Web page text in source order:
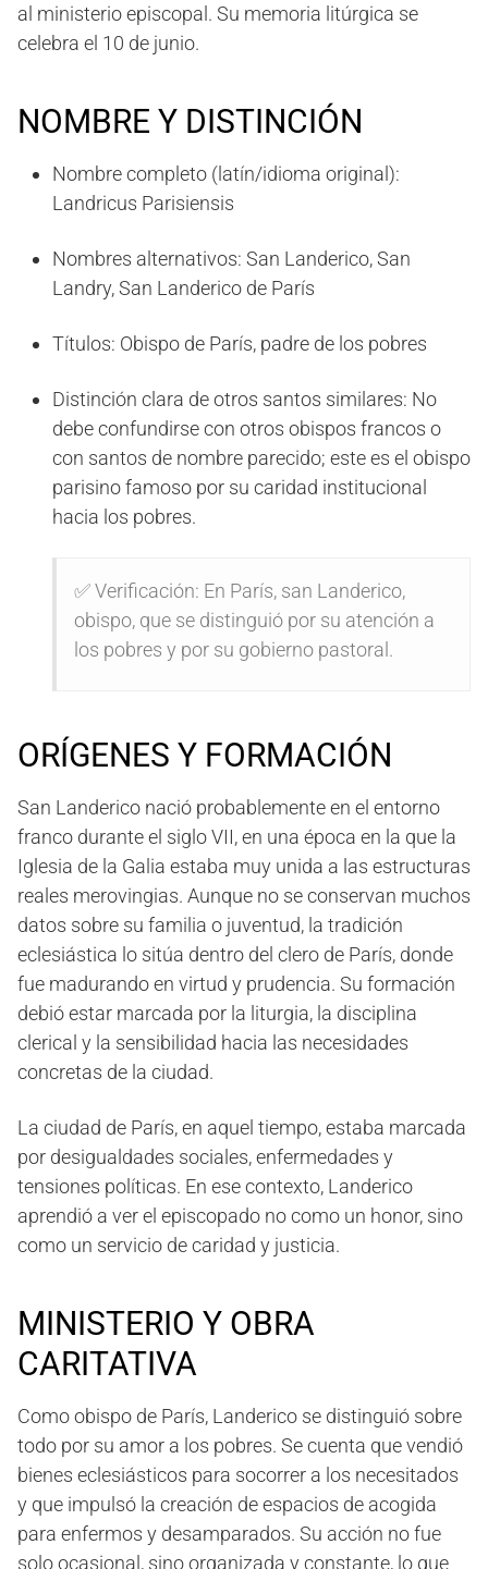
al ministerio episcopal. Su memoria litúrgica se
celebra el 10 de junio.
NOMBRE Y DISTINCIÓN
Nombre completo (latín/idioma original):
Landricus Parisiensis
Nombres alternativos: San Landerico, San
Landry, San Landerico de París
Títulos: Obispo de París, padre de los pobres
Distinción clara de otros santos similares: No
debe confundirse con otros obispos francos o
con santos de nombre parecido; este es el obispo
parisino famoso por su caridad institucional
hacia los pobres.
✅ Verificación: En París, san Landerico,
obispo, que se distinguió por su atención a
los pobres y por su gobierno pastoral.
ORÍGENES Y FORMACIÓN
San Landerico nació probablemente en el entorno
franco durante el siglo VII, en una época en la que la
Iglesia de la Galia estaba muy unida a las estructuras
reales merovingias. Aunque no se conservan muchos
datos sobre su familia o juventud, la tradición
eclesiástica lo sitúa dentro del clero de París, donde
fue madurando en virtud y prudencia. Su formación
debió estar marcada por la liturgia, la disciplina
clerical y la sensibilidad hacia las necesidades
concretas de la ciudad.
La ciudad de París, en aquel tiempo, estaba marcada
por desigualdades sociales, enfermedades y
tensiones políticas. En ese contexto, Landerico
aprendió a ver el episcopado no como un honor, sino
como un servicio de caridad y justicia.
MINISTERIO Y OBRA
CARITATIVA
Como obispo de París, Landerico se distinguió sobre
todo por su amor a los pobres. Se cuenta que vendió
bienes eclesiásticos para socorrer a los necesitados
y que impulsó la creación de espacios de acogida
para enfermos y desamparados. Su acción no fue
solo ocasional, sino organizada y constante, lo que